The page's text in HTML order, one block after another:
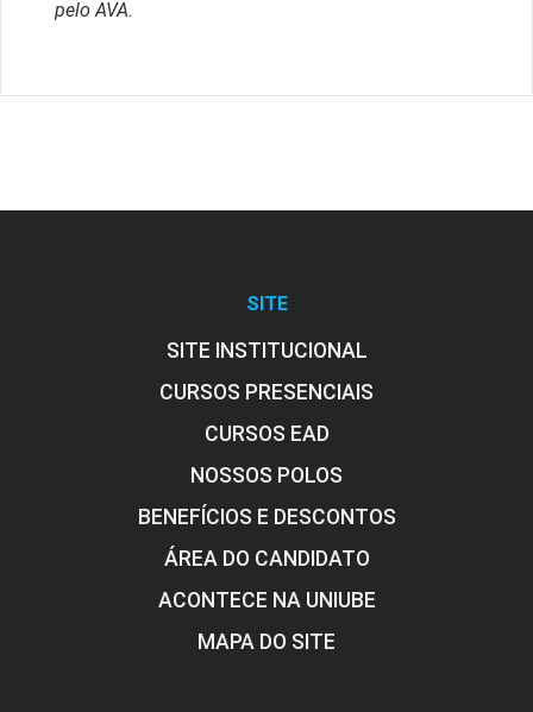
pelo AVA.
SITE
SITE INSTITUCIONAL
CURSOS PRESENCIAIS
CURSOS EAD
NOSSOS POLOS
BENEFÍCIOS E DESCONTOS
ÁREA DO CANDIDATO
ACONTECE NA UNIUBE
MAPA DO SITE